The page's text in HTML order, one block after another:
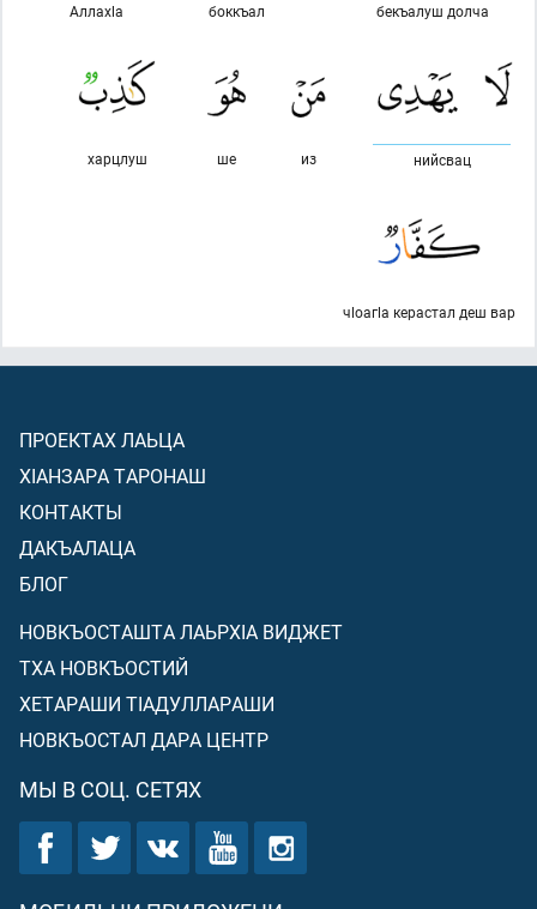
бекъалуш долча
боккъал
Аллахlа
нийсвац
из
ше
харцлуш
чlоагlа керастал деш вар
ПРОЕКТАХ ЛАЬЦА
ХIАНЗАРА ТАРОНАШ
КОНТАКТЫ
ДАКЪАЛАЦА
БЛОГ
НОВКЪОСТАШТА ЛАЬРХIА ВИДЖЕТ
ТХА НОВКЪОСТИЙ
ХЕТАРАШИ ТIАДУЛЛАРАШИ
НОВКЪОСТАЛ ДАРА ЦЕНТР
МЫ В СОЦ. СЕТЯХ